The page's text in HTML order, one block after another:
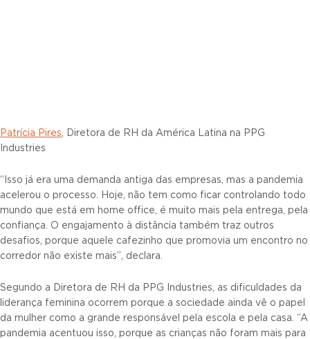
Patrícia Pires, Diretora de RH da América Latina na PPG
Industries
“Isso já era uma demanda antiga das empresas, mas a pandemia
acelerou o processo. Hoje, não tem como ficar controlando todo
mundo que está em home office, é muito mais pela entrega, pela
confiança. O engajamento à distância também traz outros
desafios, porque aquele cafezinho que promovia um encontro no
corredor não existe mais”, declara.
Segundo a Diretora de RH da PPG Industries, as dificuldades da
liderança feminina ocorrem porque a sociedade ainda vê o papel
da mulher como a grande responsável pela escola e pela casa. “A
pandemia acentuou isso, porque as crianças não foram mais para